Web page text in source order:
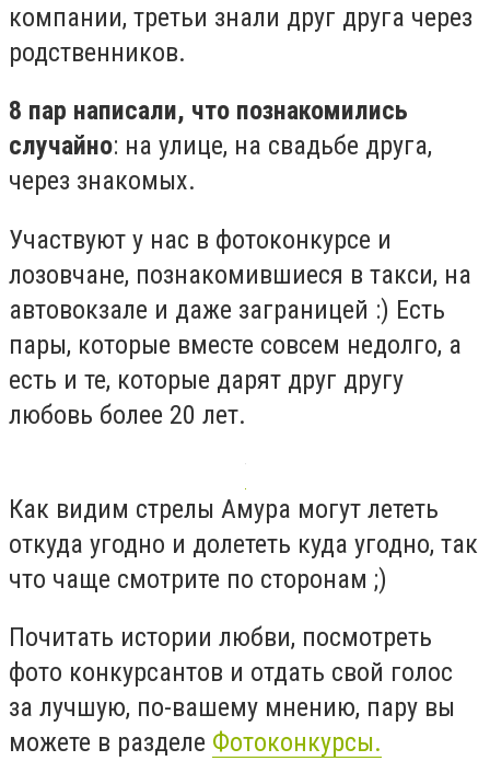
компании, третьи знали друг друга через
родственников.
8 пар написали, что познакомились
случайно: на улице, на свадьбе друга,
через знакомых.
Участвуют у нас в фотоконкурсе и
лозовчане, познакомившиеся в такси, на
автовокзале и даже заграницей :) Есть
пары, которые вместе совсем недолго, а
есть и те, которые дарят друг другу
любовь более 20 лет.
Как видим стрелы Амура могут лететь
откуда угодно и долететь куда угодно, так
что чаще смотрите по сторонам ;)
Почитать истории любви, посмотреть
фото конкурсантов и отдать свой голос
за лучшую, по-вашему мнению, пару вы
можете в разделе Фотоконкурсы.